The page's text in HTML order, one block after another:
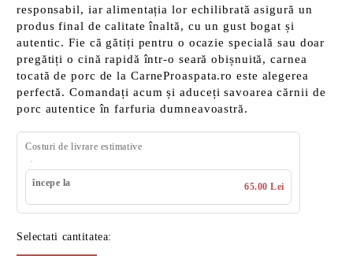
responsabil, iar alimentația lor echilibrată asigură un
produs final de calitate înaltă, cu un gust bogat și
autentic. Fie că gătiți pentru o ocazie specială sau doar
pregătiți o cină rapidă într-o seară obișnuită, carnea
tocată de porc de la CarneProaspata.ro este alegerea
perfectă. Comandați acum și aduceți savoarea cărnii de
porc autentice în farfuria dumneavoastră.
Costuri de livrare estimative
începe la 65.00 Lei
Selectati cantitatea: